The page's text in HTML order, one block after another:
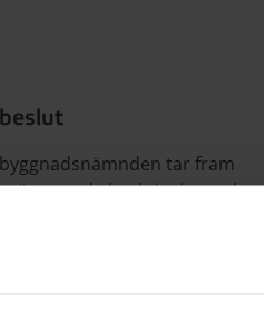
tar fram
beskrivning av hur
beslut måste anpassas till